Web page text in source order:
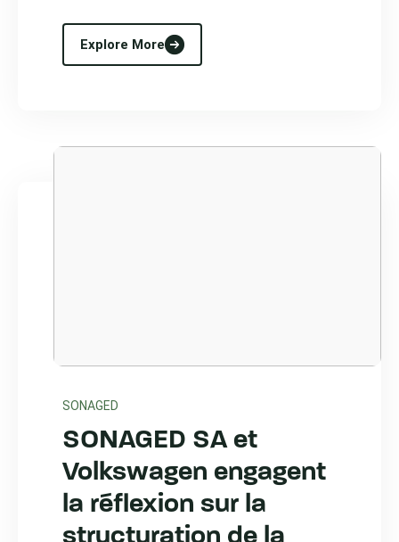
Explore More
SONAGED
SONAGED SA et
Volkswagen engagent
la réflexion sur la